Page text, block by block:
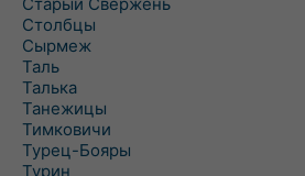
Столбцы
Сырмеж
Таль
Талька
Танежицы
Тимковичи
Турец-Бояры
Турин